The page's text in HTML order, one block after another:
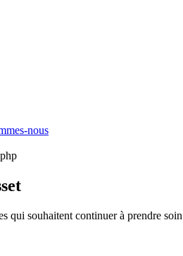
nous
qui souhaitent continuer à prendre